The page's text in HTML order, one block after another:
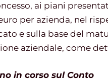
ai piani
per azienda, nel
e sulla base del
aziendale, come
in corso sul Conto